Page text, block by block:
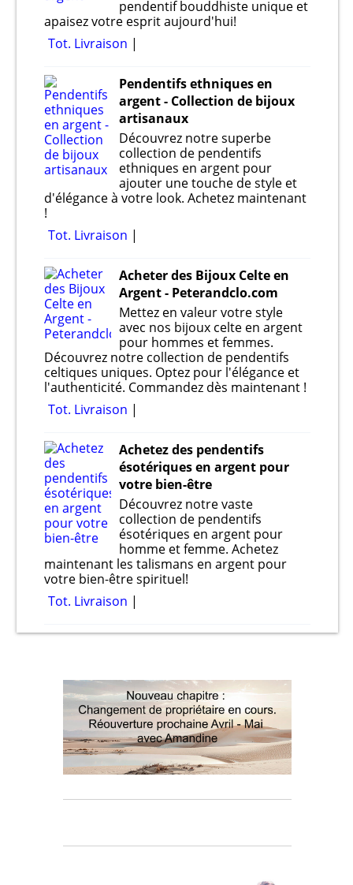
pendentif bouddhiste unique et
apaisez votre esprit aujourd'hui!
Tot. Livraison
Pendentifs ethniques en
argent - Collection de bijoux
artisanaux
Découvrez notre superbe
collection de pendentifs
ethniques en argent pour
ajouter une touche de style et
d'élégance à votre look. Achetez maintenant
!
Tot. Livraison
Acheter des Bijoux Celte en
Argent - Peterandclo.com
Mettez en valeur votre style
avec nos bijoux celte en argent
pour hommes et femmes.
Découvrez notre collection de pendentifs
celtiques uniques. Optez pour l'élégance et
l'authenticité. Commandez dès maintenant !
Tot. Livraison
Achetez des pendentifs
ésotériques en argent pour
votre bien-être
Découvrez notre vaste
collection de pendentifs
ésotériques en argent pour
homme et femme. Achetez
maintenant les talismans en argent pour
votre bien-être spirituel!
Tot. Livraison